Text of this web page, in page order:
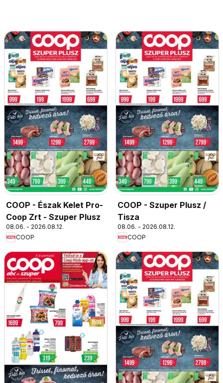
COOP - Észak Kelet Pro-
Coop Zrt - Szuper Plusz
08.06. - 2026.08.12.
COOP
COOP - Szuper Plusz /
Tisza
08.06. - 2026.08.12.
COOP